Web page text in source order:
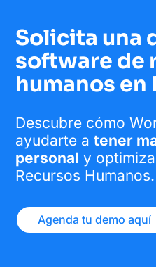
Solicita una
software de
humanos en
Descubre cómo
ayudarte atener
personal y
Recursos Humanos.
Agenda tu demo aquí